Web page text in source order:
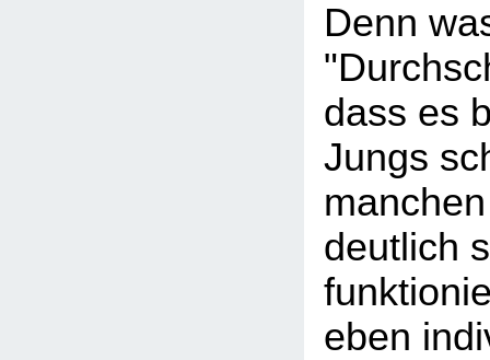
Denn
dass es
Jungs
deutlich
eben